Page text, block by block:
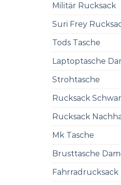
Militär Rucksack
Suri Frey
Tods Tasche
Laptoptasche
Strohtasche
Rucksack
Rucksack
Mk Tasche
Brusttasche
Fahrradrucksack